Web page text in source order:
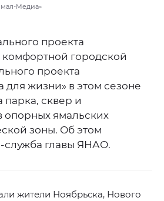
Медиа»
проекта
городской
проекта
для жизни» в этом сезоне
парка, сквер и
опорных ямальских
зоны. Об этом
главы ЯНАО.
жители Ноябрьска, Нового